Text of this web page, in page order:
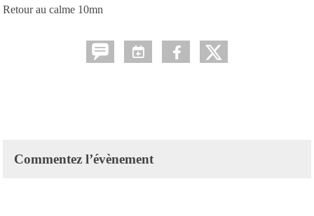
Retour au calme 10mn
Commentez l’évènement